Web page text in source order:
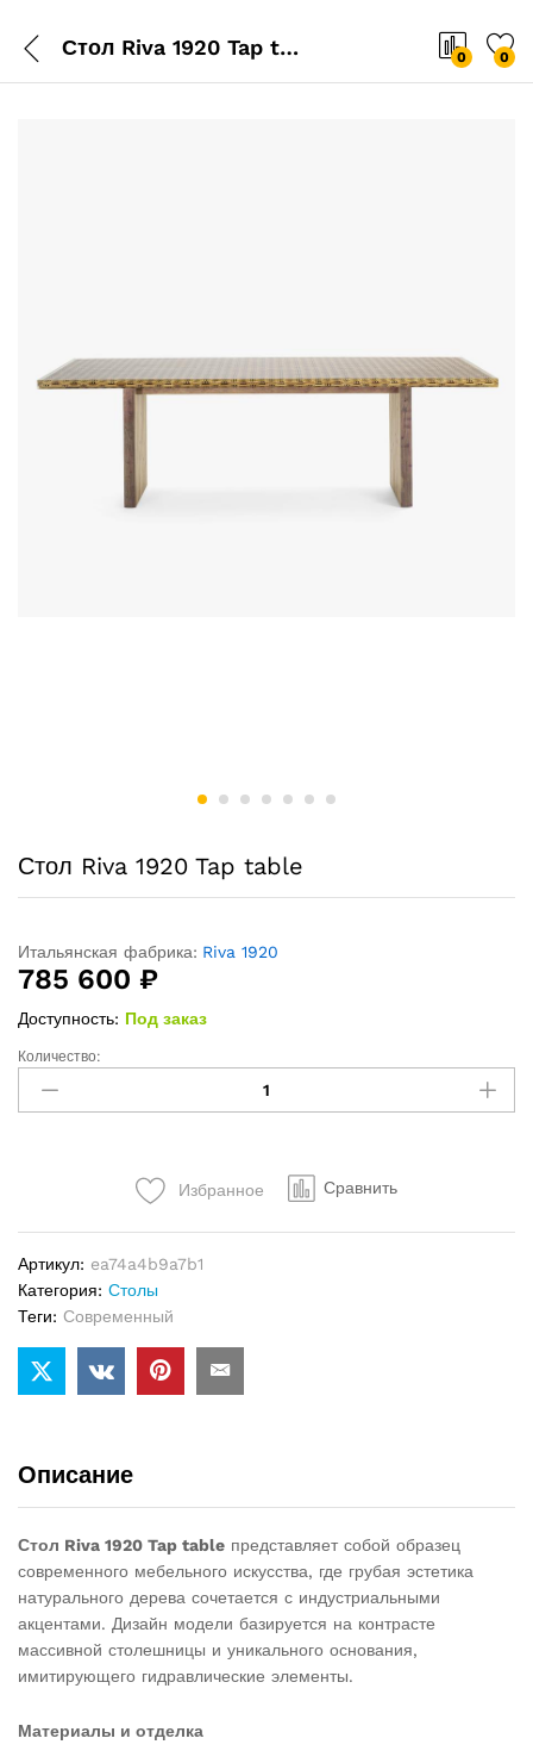
Стол Riva 1920 Tap table 0 0
Стол Riva 1920 Tap table
Итальянская фабрика: Riva 1920
785 600 ₽
Доступность: Под заказ
Стол
Riva
1920
Количество:
Избранное Сравнить
Артикул: ea74a4b9a7b1
Категория: Столы
Теги: Современный
Описание
Стол Riva 1920 Tap table представляет собой образец
современного мебельного искусства, где грубая эстетика
натурального дерева сочетается с индустриальными
акцентами. Дизайн модели базируется на контрасте
массивной столешницы и уникального основания,
имитирующего гидравлические элементы.
Материалы и отделка